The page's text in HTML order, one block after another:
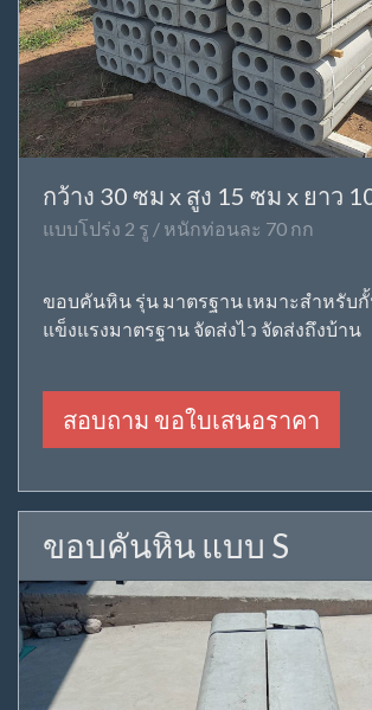
กว้าง 30 ซม x สูง 15 ซม x ยาว
แบบโปร่ง 2 รู / หนักท่อนละ 70 กก
ขอบคันหิน รุ่น มาตรฐาน เหมาะสำหรับ
แข็งแรงมาตรฐาน จัดส่งไว จัดส่งถึงบ้าน
สอบถาม ขอใบเสนอราคา
ขอบคันหิน แบบ S